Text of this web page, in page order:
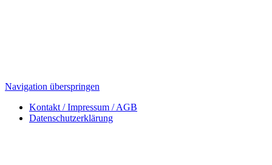
Navigation überspringen
Kontakt / Impressum / AGB
Datenschutzerklärung